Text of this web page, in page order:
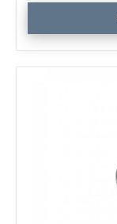
Pizza
Tray
cantidad